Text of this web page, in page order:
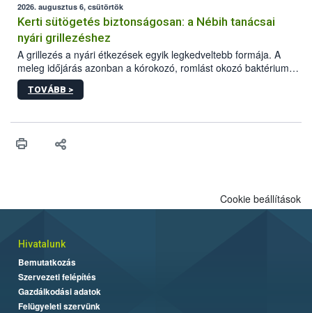
érésű szőlőkben is legyen lehetőség a károsító elleni további
védekezésre. Az Oroganic készítmény kis kiszerelésben kiskerti
felhasználók számára is elérhető és ökológiai termesztésben is
engedélyezett.
2026. augusztus 6, csütörtök
Kerti sütögetés biztonságosan: a Nébih tanácsai
nyári grillezéshez
A grillezés a nyári étkezések egyik legkedveltebb formája. A
meleg időjárás azonban a kórokozó, romlást okozó baktériumok
gyorsabb szaporodásának is kedvez. A szabadtéri sütögetés
ezért nem csupán a megfelelő sütési technikáról szól: legalább
higiéniai szabályok betartása, a megfelelő hőkezelés, valamint a
biztonsági Hivatal (Nébih) Oktatási Programja összegyűjtötte a
TOVÁBB >
Cookie beállítások
Hivatalunk
Bemutatkozás
Szervezeti felépítés
Gazdálkodási adatok
Felügyeleti szervünk